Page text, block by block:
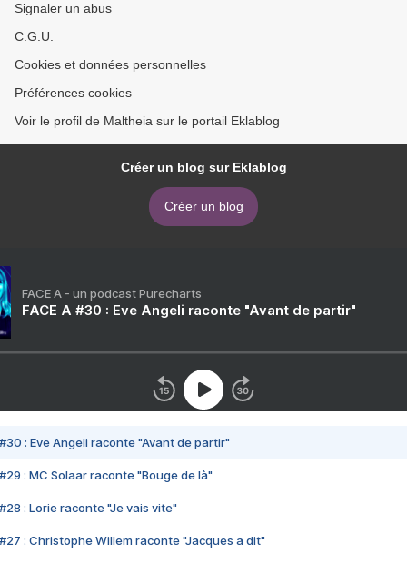
Signaler un abus
C.G.U.
Cookies et données personnelles
Préférences cookies
Voir le profil de Maltheia sur le portail Eklablog
Créer un blog sur Eklablog
Créer un blog
FACE A - un podcast Purecharts
FACE A #30 : Eve Angeli raconte "Avant de partir"
#30 : Eve Angeli raconte "Avant de partir"
#29 : MC Solaar raconte "Bouge de là"
#28 : Lorie raconte "Je vais vite"
#27 : Christophe Willem raconte "Jacques a dit"